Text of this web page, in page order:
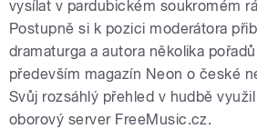
vysílat v pardubickém soukromém
Postupně si k pozici moderátora
dramaturga a autora několika
především magazín Neon o české
Svůj rozsáhlý přehled v hudbě
oborový server FreeMusic.cz.